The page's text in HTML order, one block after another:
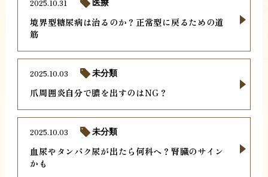
境界型糖尿病は治るのか？正常型に戻るための道
筋
2025.10.31 医療
爪周囲炎自分で膿を出すのはNG？
2025.10.03 未分類
血尿やタンパク尿が出たら何科へ？腎臓のサイン
かも
2025.10.03 未分類